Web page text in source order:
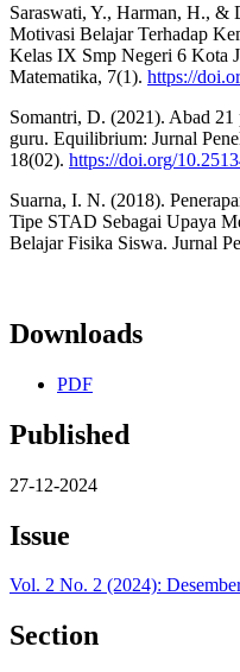
Saraswati, Y., Harman, H., &
Motivasi Belajar Terhadap
Kelas IX Smp Negeri 6 Kota
Matematika, 7(1). https://
Somantri, D. (2021). Abad
guru. Equilibrium: Jurnal
18(02). https://doi.org/
Suarna, I. N. (2018).
Tipe STAD Sebagai Upaya
Belajar Fisika Siswa. Jurnal
Downloads
PDF
Published
27-12-2024
Issue
Vol. 2 No. 2 (2024):
Section